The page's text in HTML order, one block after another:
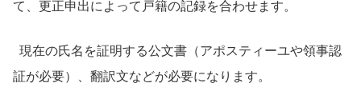
て、更正申出によって戸籍の記録を合わせます。
現在の氏名を証明する公文書（アポスティーユや領事認
証が必要）、翻訳文などが必要になります。